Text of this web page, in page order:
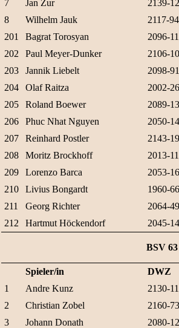
7 Jan Zur
2139-
8
Wilhelm Jauk
2117-94
201
Bagrat Torosyan
2096-
202
Paul Meyer-Dunker
2106-
203
Jannik Liebelt
2098-
204
Olaf Raitza
2002-
205
Roland Boewer
2089-
206
Phuc Nhat Nguyen
2050-
207
Reinhard Postler
2143-
208
Moritz Brockhoff
2013-
209
Lorenzo Barca
2053-
210
Livius Bongardt
1960-
211
Georg Richter
2064-
212
Hartmut Höckendorf 2045-
BSV 63
Spieler/in
DWZ
1
Andre Kunz
2130-
2
Christian Zobel
2160-
3
Johann Donath
2080-